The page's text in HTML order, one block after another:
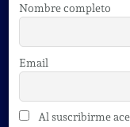
Nombre completo
Email
Al suscribirme